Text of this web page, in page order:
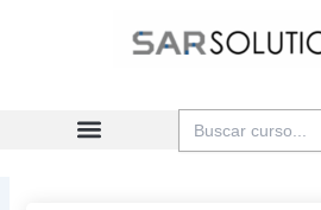
Buscar: